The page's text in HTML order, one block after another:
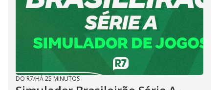
DO R7/HÁ 25 MINUTOS